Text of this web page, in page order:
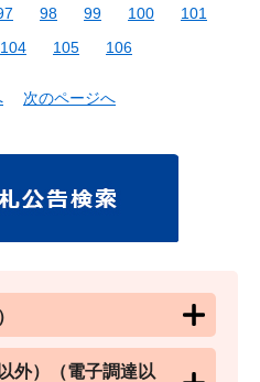
98 99 100
101
104 105 106
次のページへ
外）（電子調達以